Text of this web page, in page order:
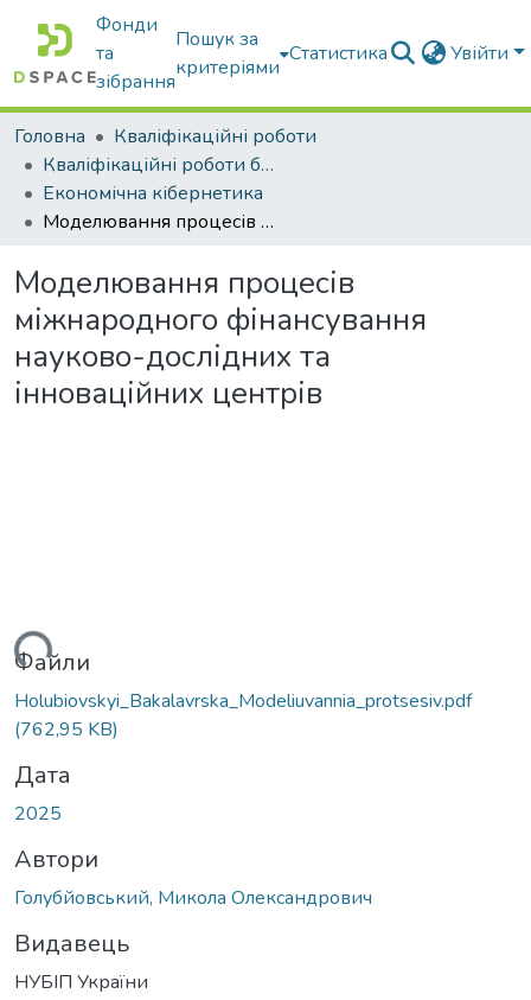
Фонди
та
зібрання
Пошук за
критеріями
Статистика Увійти
Головна
Кваліфікаційні роботи
Кваліфікаційні роботи бакалаврів
Економічна кібернетика
Моделювання процесів міжнародного фінансування науково-дослідних та інноваційних центрів
Моделювання процесів
міжнародного фінансування
науково-дослідних та
інноваційних центрів
Файли
Holubiovskyi_Bakalavrska_Modeliuvannia_protsesiv.pdf
(762,95 KB)
Дата
2025
Автори
Голубйовський, Микола Олександрович
Видавець
НУБІП України